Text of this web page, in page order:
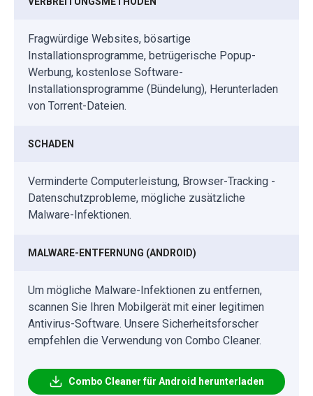
Fragwürdige Websites, bösartige
Installationsprogramme, betrügerische Popup-
Werbung, kostenlose Software-
Installationsprogramme (Bündelung), Herunterladen
von Torrent-Dateien.
SCHADEN
Verminderte Computerleistung, Browser-Tracking -
Datenschutzprobleme, mögliche zusätzliche
Malware-Infektionen.
MALWARE-ENTFERNUNG (ANDROID)
Um mögliche Malware-Infektionen zu entfernen,
scannen Sie Ihren Mobilgerät mit einer legitimen
Antivirus-Software. Unsere Sicherheitsforscher
empfehlen die Verwendung von Combo Cleaner.
Combo Cleaner für Android herunterladen